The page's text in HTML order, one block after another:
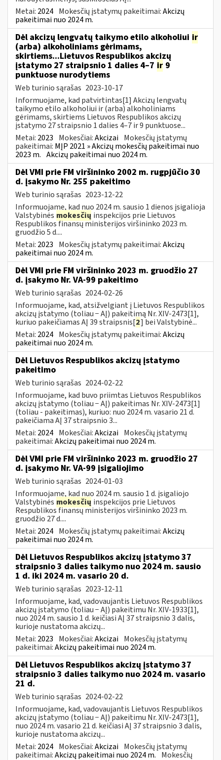
Metai: 2024 Mokesčių įstatymų pakeitimai:Akcizų
pakeitimai nuo 2024 m.
Dėl akcizų lengvatų taikymo etilo alkoholiui ir
(arba) alkoholiniams gėrimams,
skirtiems...Lietuvos Respublikos akcizų
įstatymo 27 straipsnio 1 dalies 4–7 ir 9
punktuose nurodytiems
Web turinio sąrašas 2023-10-17
Informuojame, kad patvirtintas[1] Akcizų lengvatų
taikymo etilo alkoholiui ir (arba) alkoholiniams
gėrimams, skirtiems Lietuvos Respublikos akcizų
įstatymo 27 straipsnio 1 dalies 4–7 ir 9 punktuose...
Metai: 2023 Mokesčiai:Akcizai Mokesčių įstatymų
pakeitimai: MĮP 2021 » Akcizų mokesčių pakeitimai nuo
2023 m. Akcizų pakeitimai nuo 2024 m.
Dėl VMI prie FM viršininko 2002 m. rugpjūčio 30
d. įsakymo Nr. 255 pakeitimo
Web turinio sąrašas 2023-12-22
Informuojame, kad nuo 2024 m. sausio 1 dienos įsigalioja
Valstybinės mokesčių inspekcijos prie Lietuvos
Respublikos finansų ministerijos viršininko 2023 m.
gruodžio 5 d....
Metai: 2023 Mokesčių įstatymų pakeitimai:Akcizų
pakeitimai nuo 2024 m.
Dėl VMI prie FM viršininko 2023 m. gruodžio 27
d. įsakymo Nr. VA-99 pakeitimo
Web turinio sąrašas 2024-02-26
Informuojame, kad, atsižvelgiant į Lietuvos Respublikos
akcizų įstatymo (toliau − AĮ) pakeitimą Nr. XIV-2473[1],
kuriuo pakeičiamas AĮ 39 straipsnis[2] bei Valstybinė...
Metai: 2024 Mokesčių įstatymų pakeitimai:Akcizų
pakeitimai nuo 2024 m.
Dėl Lietuvos Respublikos akcizų įstatymo
pakeitimo
Web turinio sąrašas 2024-02-22
Informuojame, kad buvo priimtas Lietuvos Respublikos
akcizų įstatymo (toliau − AĮ) pakeitimas Nr. XIV-2473[1]
(toliau - pakeitimas), kuriuo: nuo 2024 m. vasario 21 d.
pakeičiama AĮ 37 straipsnio 3...
Metai: 2024 Mokesčiai:Akcizai Mokesčių įstatymų
pakeitimai:Akcizų pakeitimai nuo 2024 m.
Dėl VMI prie FM viršininko 2023 m. gruodžio 27
d. įsakymo Nr. VA-99 įsigaliojimo
Web turinio sąrašas 2024-01-03
Informuojame, kad nuo 2024 m. sausio 1 d. įsigaliojo
Valstybinės mokesčių inspekcijos prie Lietuvos
Respublikos finansų ministerijos viršininko 2023 m.
gruodžio 27 d....
Metai: 2024 Mokesčių įstatymų pakeitimai:Akcizų
pakeitimai nuo 2024 m.
Dėl Lietuvos Respublikos akcizų įstatymo 37
straipsnio 3 dalies taikymo nuo 2024 m. sausio
1 d. iki 2024 m. vasario 20 d.
Web turinio sąrašas 2023-12-11
Informuojame, kad, vadovaujantis Lietuvos Respublikos
akcizų įstatymo (toliau − AĮ) pakeitimu Nr. XIV-1933[1],
nuo 2024 m. sausio 1 d. keičiasi AĮ 37 straipsnio 3 dalis,
kurioje nustatoma akcizų...
Metai: 2023 Mokesčiai:Akcizai Mokesčių įstatymų
pakeitimai:Akcizų pakeitimai nuo 2024 m.
Dėl Lietuvos Respublikos akcizų įstatymo 37
straipsnio 3 dalies taikymo nuo 2024 m. vasario
21 d.
Web turinio sąrašas 2024-02-22
Informuojame, kad, vadovaujantis Lietuvos Respublikos
akcizų įstatymo (toliau − AĮ) pakeitimu Nr. XIV-2473[1],
nuo 2024 m. vasario 21 d. keičiasi AĮ 37 straipsnio 3 dalis,
kurioje nustatoma akcizų...
Metai: 2024 Mokesčiai:Akcizai Mokesčių įstatymų
pakeitimai:Akcizų pakeitimai nuo 2024 m. Mokesčių